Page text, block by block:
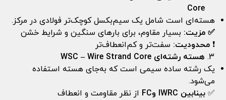
Core
هسته‌ای است شامل یک سیم‌بکسل کوچک‌تر فولادی در مرکز.
✅مزیت: بسیار مقاوم، برای بارهای سنگین و شرایط خشن
❗محدودیت: سفت‌تر و کم‌انعطاف‌تر
هستهرشته‌ای WSC – Wire Strand Core
یک رشته ساده سیمی است که به‌جای هسته استفاده
می‌شود.
✅بینابین IWRC وFC از نظر مقاومت و انعطاف